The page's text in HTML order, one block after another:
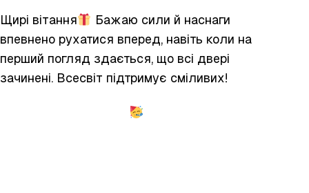
Щирі вітання
Бажаю сили й наснаги
впевнено рухатися вперед, навіть коли на
перший погляд здається, що всі двері
зачинені. Всесвіт підтримує сміливих!